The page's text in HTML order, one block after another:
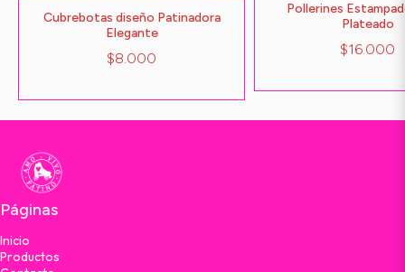
Cubrebotas diseño Patinadora
Elegante
$8.000
Pollerines
Plateado
$16.000
Páginas
Inicio
Productos